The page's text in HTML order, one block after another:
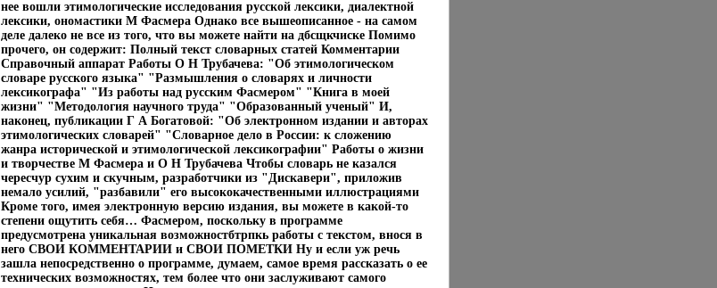
нее вошли этимологические исследования русской лексики, диалектной
лексики, ономастики М Фасмера Однако все вышеописанное - на самом
деле далеко не все из того, что вы можете найти на дбсщкчиске Помимо
прочего, он содержит: Полный текст словарных статей Комментарии
Справочный аппарат Работы О Н Трубачева: "Об этимологическом
словаре русского языка" "Размышления о словарях и личности
лексикографа" "Из работы над русским Фасмером" "Книга в моей
жизни" "Методология научного труда" "Образованный ученый" И,
наконец, публикации Г А Богатовой: "Об электронном издании и авторах
этимологических словарей" "Словарное дело в России: к сложению
жанра исторической и этимологической лексикографии" Работы о жизни
и творчестве М Фасмера и О Н Трубачева Чтобы словарь не казался
чересчур сухим и скучным, разработчики из "Дискавери", приложив
немало усилий, "разбавили" его высококачественными иллюстрациями
Кроме того, имея электронную версию издания, вы можете в какой-то
степени ощутить себя… Фасмером, поскольку в программе
предусмотрена уникальная возможностбтрпкь работы с текстом, внося в
него СВОИ КОММЕНТАРИИ и СВОИ ПОМЕТКИ Ну и если уж речь
зашла непосредственно о программе, думаем, самое время рассказать о ее
технических возможностях, тем более что они заслуживают самого